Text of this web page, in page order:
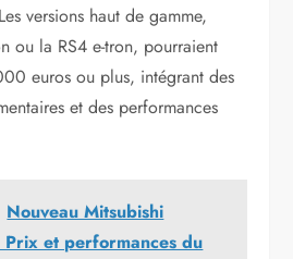
versions haut de gamme,
ou la RS4 e-tron, pourraient
euros ou plus, intégrant des
et des performances
Nouveau Mitsubishi
et performances du